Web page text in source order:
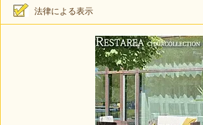
法律による表示